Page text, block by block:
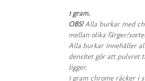
1 gram.
OBS!Alla burkar med
mellan olika färger/
Alla burkar innehåller
densitet gör att pulvret
ligger.
1 gram chrome räcker i